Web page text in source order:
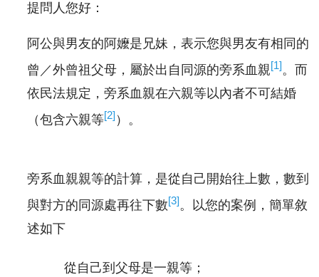
提問人您好：
阿公與男友的阿嬤是兄妹，表示您與男友有相同的
曾／外曾祖父母，屬於出自同源的旁系血親[1]。而
依民法規定，旁系血親在六親等以內者不可結婚
（包含六親等[2] ）。
旁系血親親等的計算，是從自己開始往上數，數到
與對方的同源處再往下數[3]。以您的案例，簡單敘
述如下
從自己到父母是一親等；